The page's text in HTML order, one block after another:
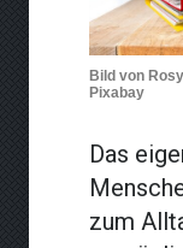
Bild von
Pixabay
Das
zum